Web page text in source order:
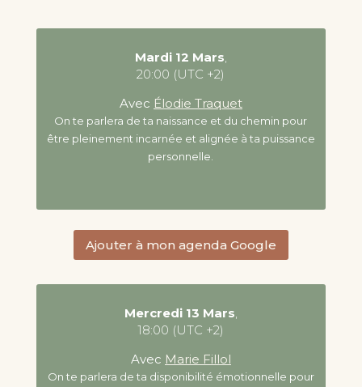
Mardi 12 Mars,
20:00 (UTC +2)
Avec Élodie Traquet
On te parlera de ta naissance et du chemin pour
être pleinement incarnée et alignée à ta puissance
personnelle.
Ajouter à mon agenda Google
Mercredi 13 Mars,
18:00 (UTC +2)
Avec Marie Fillol
On te parlera de ta disponibilité émotionnelle pour